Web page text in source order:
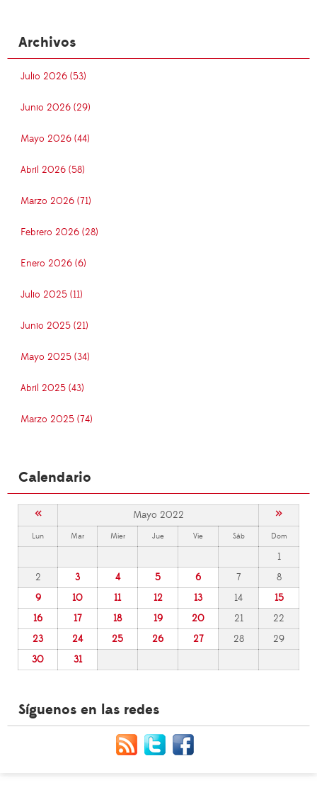
Archivos
Julio 2026 (53)
Junio 2026 (29)
Mayo 2026 (44)
Abril 2026 (58)
Marzo 2026 (71)
Febrero 2026 (28)
Enero 2026 (6)
Julio 2025 (11)
Junio 2025 (21)
Mayo 2025 (34)
Abril 2025 (43)
Marzo 2025 (74)
Calendario
« Mayo 2022 »
Lun Mar Mier Jue Vie Sáb Dom
1
2
3 4 5 6 7
8
9
10 11 12 13 14
15
16
17 18 19 20 21
22
23
24 25 26 27 28
29
30
31
Síguenos en las redes